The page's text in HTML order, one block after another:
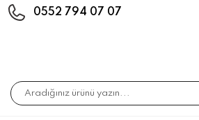
0552 794 07 07